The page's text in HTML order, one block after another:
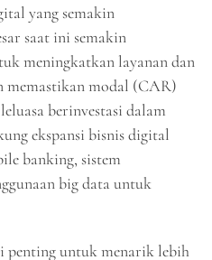
yang semakin
saat ini semakin
meningkatkan layanan dan
memastikan modal (CAR)
berinvestasi dalam
ekspansi bisnis digital
banking, sistem
big data untuk
penting untuk menarik lebih